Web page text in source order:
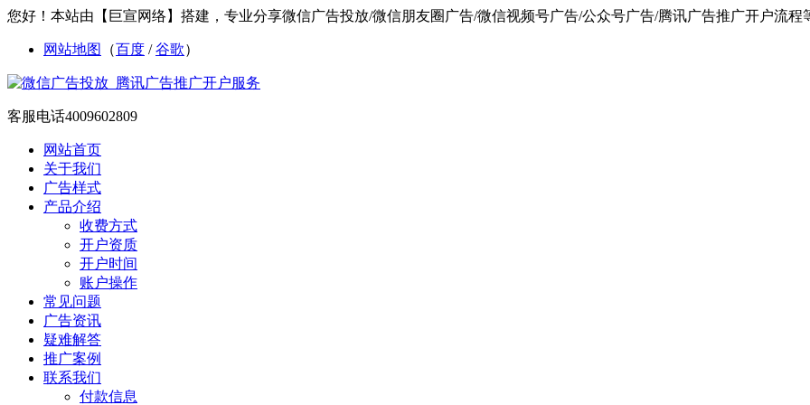
您好！本站由【巨宣网络】搭建，专业分享微信广告投放/微信朋友圈广告/微信视频号广告/公众号广告/腾讯广告推广开户流程
网站地图 （百度 /谷歌）
客服电话4009602809
网站首页
关于我们
广告样式
产品介绍
收费方式
开户资质
开户时间
账户操作
常见问题
广告资讯
疑难解答
推广案例
联系我们
付款信息